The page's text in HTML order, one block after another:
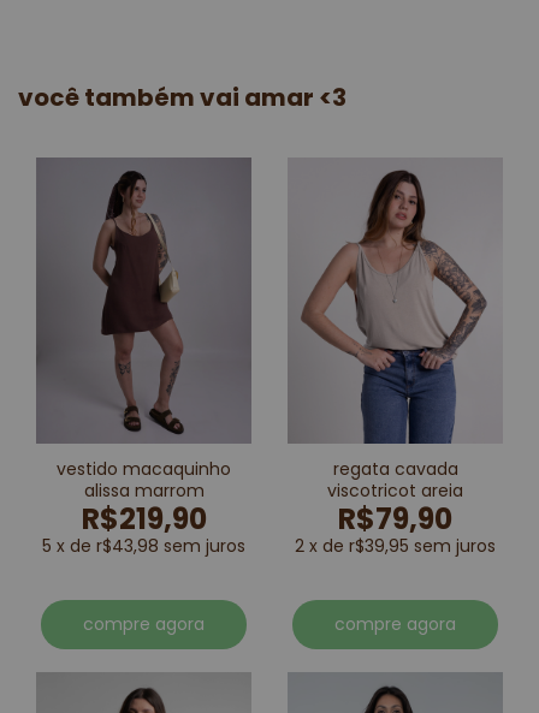
você também vai amar <3
vestido macaquinho
alissa marrom
R$219,90
5 x de r$43,98 sem juros
compre agora
regata cavada
viscotricot areia
R$79,90
2 x de r$39,95 sem juros
compre agora